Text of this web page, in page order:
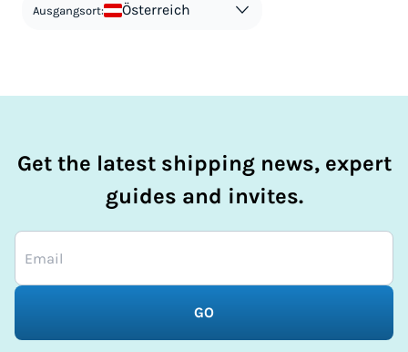
Ausgangsort: Österreich
Get the latest shipping news, expert
guides and invites.
GO